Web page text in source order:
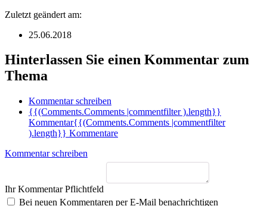
Zuletzt geändert am:
25.06.2018
Hinterlassen Sie einen Kommentar zum
Thema
Kommentar schreiben
{{(Comments.Comments |commentfilter ).length}}
Kommentar{{(Comments.Comments |commentfilter
).length}} Kommentare
Kommentar schreiben
Ihr Kommentar Pflichtfeld
Bei neuen Kommentaren per E-Mail benachrichtigen